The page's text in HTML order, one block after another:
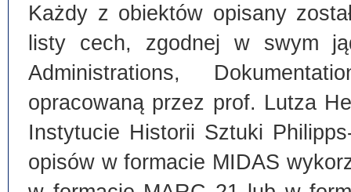
Każdy z obiektów opisany
listy cech, zgodnej w swym
Administrations,
opracowaną przez prof. Lutza
Instytucie Historii Sztuki
opisów w formacie MIDAS